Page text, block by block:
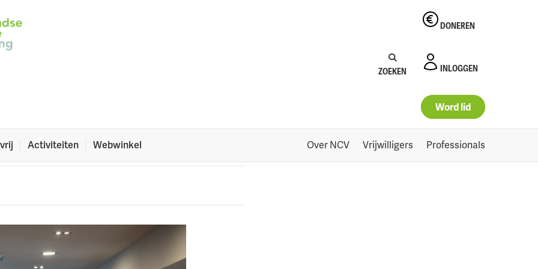
Zoeken:Zoeken
ZOEKEN
DONEREN
INLOGGEN
Word lid
Activiteiten Webwinkel Over NCV Vrijwilligers Professionals
Glutenvrije